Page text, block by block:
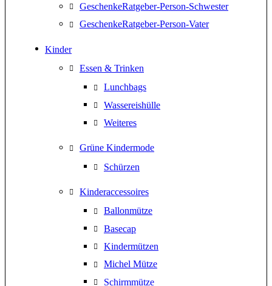
GeschenkeRatgeber-Person-Schwester
GeschenkeRatgeber-Person-Vater
Kinder
Essen & Trinken
Lunchbags
Wassereishülle
Weiteres
Grüne Kindermode
Schürzen
Kinderaccessoires
Ballonmütze
Basecap
Kindermützen
Michel Mütze
Schirmmütze